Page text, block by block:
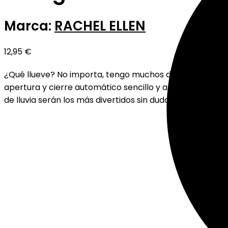
Marca: RACHEL ELLEN
12,95 €
¿Qué llueve? No importa, tengo muchos dinosaurios
apertura y cierre automático sencillo y apertura que
de lluvia serán los más divertidos sin duda